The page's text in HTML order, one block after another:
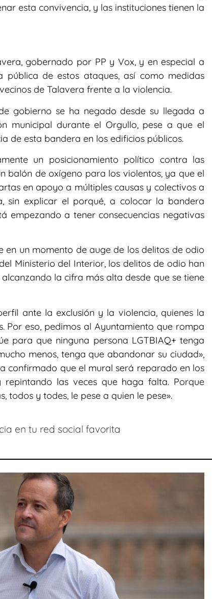
esta convivencia, y las instituciones tienen la
gobernado por PP y Vox, y en especial a
pública de estos ataques, así como medidas
de Talavera frente a la violencia.
gobierno se ha negado desde su llegada a
municipal durante el Orgullo, pese a que el
de esta bandera en los edificios públicos.
un posicionamiento político contra las
balón de oxígeno para los violentos, ya que el
en apoyo a múltiples causas y colectivos a
explicar el porqué, a colocar la bandera
empezando a tener consecuencias negativas
en un momento de auge de los delitos de odio
Ministerio del Interior, los delitos de odio han
la cifra más alta desde que se tiene
ante la exclusión y la violencia, quienes la
Por eso, pedimos al Ayuntamiento que rompa
para que ninguna persona LGTBIAQ+ tenga
menos, tenga que abandonar su ciudad»,
confirmado que el mural será reparado en los
repintando las veces que haga falta. Porque
todos y todes, le pese a quien le pese».
en tu red social favorita